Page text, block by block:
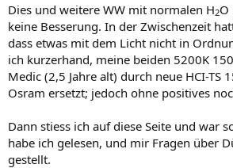
Dies und weitere WW mit normalen H2O
keine Besserung. In der Zwischenzeit
dass etwas mit dem Licht nicht in
ich kurzerhand, meine beiden 5200K
Medic (2,5 Jahre alt) durch neue HCI-TS
Osram ersetzt; jedoch ohne positives
Dann stiess ich auf diese Seite und war
habe ich gelesen, und mir Fragen über
gestellt.